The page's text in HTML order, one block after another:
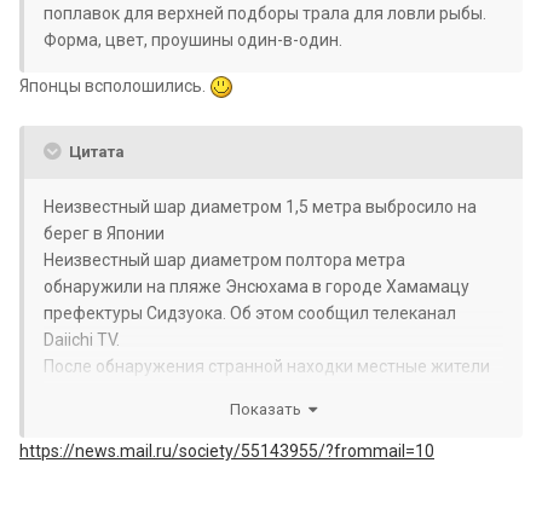
поплавок для верхней подборы трала для ловли рыбы.
Форма, цвет, проушины один-в-один.
Японцы всполошились.
Цитата
Неизвестный шар диаметром 1,5 метра выбросило на
берег в Японии
Неизвестный шар диаметром полтора метра
обнаружили на пляже Энсюхама в городе Хамамацу
префектуры Сидзуока. Об этом сообщил телеканал
Daiichi TV.
После обнаружения странной находки местные жители
правоохранителей, шар сделан из железа, поскольку
полностью проржавел. Также есть выступающая часть,
Показать
https://news.mail.ru/society/55143955/?frommail=10